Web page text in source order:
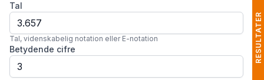
betydende cifre Widget
Tal
Tal, videnskabelig notation eller E-notation
Betydende cifre RESULTATER